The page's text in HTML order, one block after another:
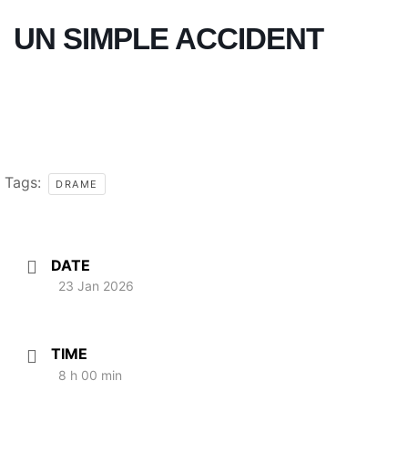
UN SIMPLE ACCIDENT
Tags: DRAME
DATE
23 Jan 2026
TIME
8 h 00 min